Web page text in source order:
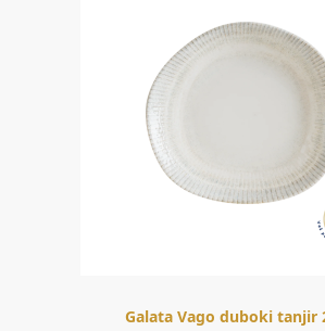
Galata Vago duboki tanjir